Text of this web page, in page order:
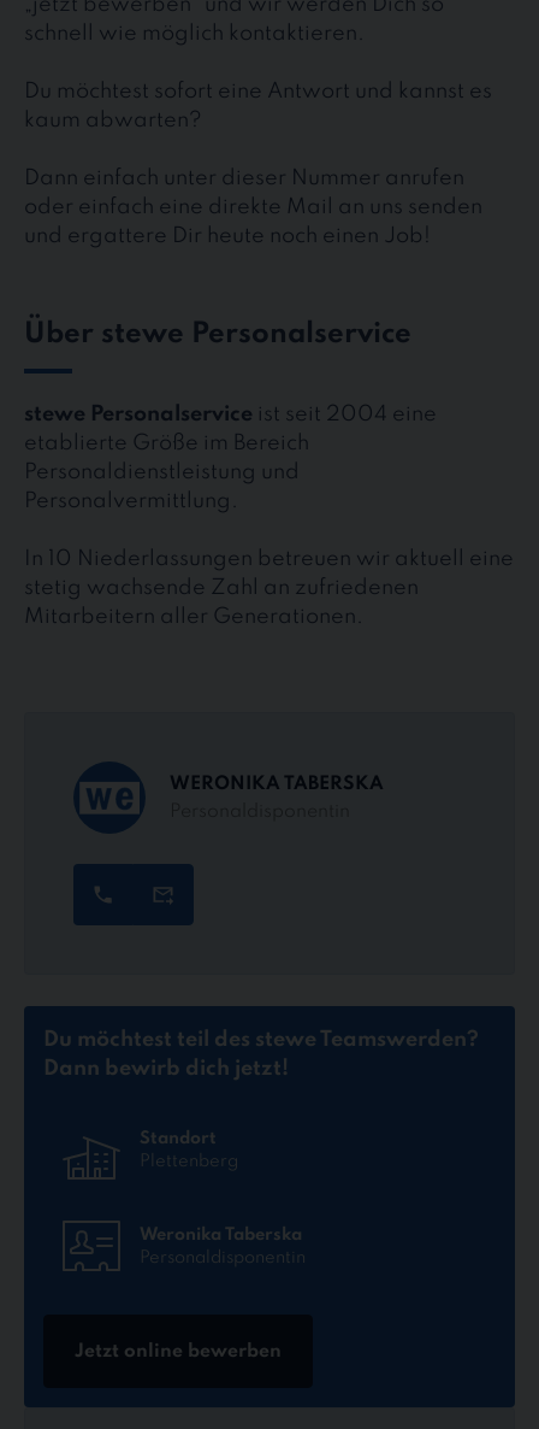
„jetzt bewerben“ und wir werden Dich so
schnell wie möglich kontaktieren.
Du möchtest sofort eine Antwort und kannst es
kaum abwarten?
Dann einfach unter dieser Nummer anrufen
oder einfach eine direkte Mail an uns senden
und ergattere Dir heute noch einen Job!
Über stewe Personalservice
stewe Personalservice ist seit 2004 eine
etablierte Größe im Bereich
Personaldienstleistung und
Personalvermittlung.
In 10 Niederlassungen betreuen wir aktuell eine
stetig wachsende Zahl an zufriedenen
Mitarbeitern aller Generationen.
WERONIKA TABERSKA
Du möchtest teil des stewe Teamswerden?
Dann bewirb dich jetzt!
Standort
Plettenberg
Weronika Taberska
Personaldisponentin
Jetzt online bewerben